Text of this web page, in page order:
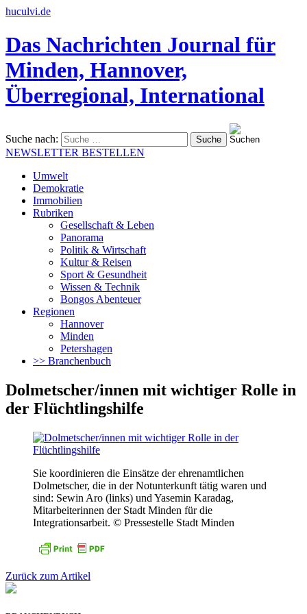
huculvi.de
Das Nachrichten Journal für
Minden, Hannover,
Überregional, International
Suche nach:
NEWSLETTER BESTELLEN
Umwelt
Demokratie
Immobilien
Rubriken
Gesellschaft & Leben
Panorama
Politik & Wirtschaft
Kultur & Reisen
Sport & Gesundheit
Wissen & Technik
Bongos Abenteuer
Regionen
Hannover
Minden
Petershagen
>> Branchenbuch
Dolmetscher/innen mit wichtiger Rolle in
der Flüchtlingshilfe
Sie koordinieren die Einsätze der ehrenamtlichen
Dolmetscher, die in der Notunterkunft tätig waren und
sind: Sewin Aro (links) und Yasemin Karadag,
Mitarbeiterinnen der Stadt Minden für die
Integrationsarbeit. © Pressestelle Stadt Minden
Zurück zum Artikel